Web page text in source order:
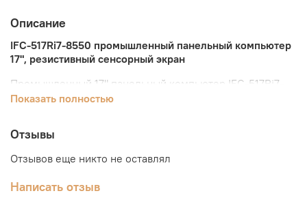
Описание
IFC-517Ri7-8550 промышленный панельный компьютер
17", резистивный сенсорный экран
Промышленный 17" панельный компьютер IFC-517Ri7-
8550 оснащён процессором Intel Core i7-8550U
резистивный сенсорный экран с диагональю 17.0
дюймов. Корпус выполнен из алюминиевого сплава,
водонепроницаемая лицевая сторона имеет степень
защиты IP65.
Показать полностью
Отзывы
Отзывов еще никто не оставлял
Написать отзыв